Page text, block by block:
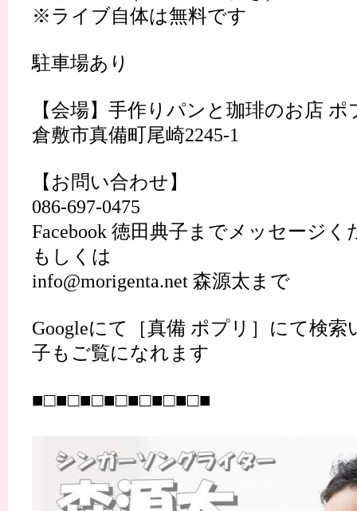
※ライブ自体は無料です
駐車場あり
【会場】手作りパンと珈琲のお店 ポ
倉敷市真備町尾崎2245-1
【お問い合わせ】
086-697-0475
Facebook 徳田典子までメッセージく
もしくは
info@morigenta.net 森源太まで
Googleにて［真備 ポプリ］にて検
子もご覧になれます
■□■□■□■□■□■□■□■